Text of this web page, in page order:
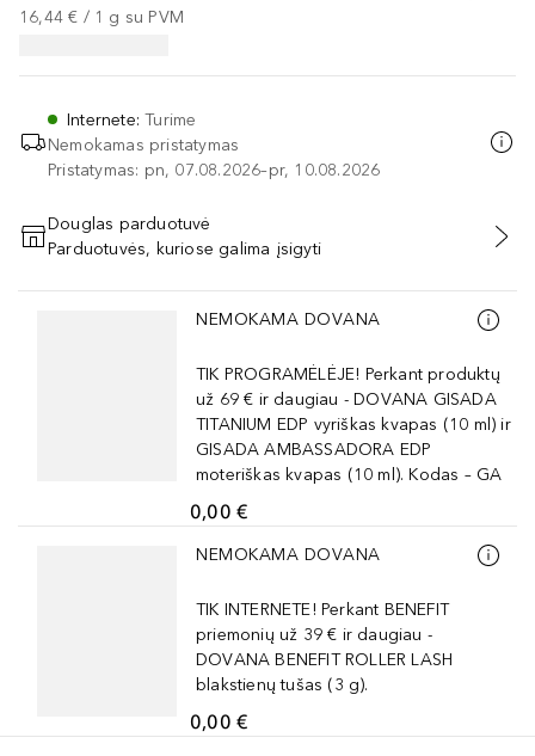
16,44 € / 1 g su PVM
Internete:Turime
Nemokamas pristatymas
Pristatymas: pn, 07.08.2026–pr, 10.08.2026
PRIDĖTI Į KREPŠELĮ
Douglas parduotuvė
Parduotuvės, kuriose galima įsigyti
Praleisti slankiklį
NEMOKAMA DOVANA
TIK PROGRAMĖLĖJE! Perkant produktų
už 69 € ir daugiau - DOVANA GISADA
TITANIUM EDP vyriškas kvapas (10 ml) ir
GISADA AMBASSADORA EDP
moteriškas kvapas (10 ml). Kodas – GA
0,00 €
Praleisti slankiklį
NEMOKAMA DOVANA
TIK INTERNETE! Perkant BENEFIT
priemonių už 39 € ir daugiau -
DOVANA BENEFIT ROLLER LASH
blakstienų tušas (3 g).
0,00 €